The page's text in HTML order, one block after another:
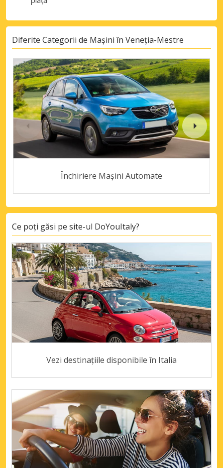
Diferite Categorii de Mașini în Veneția-Mestre
Închiriere Mașini Automate
Ce poți găsi pe site-ul DoYouItaly?
Vezi destinațiile disponibile în Italia